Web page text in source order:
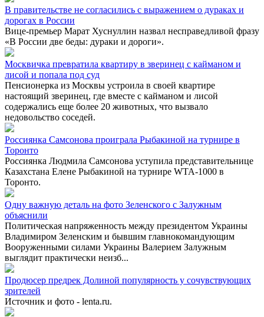
В правительстве не согласились с выражением о дураках и
дорогах в России
Вице-премьер Марат Хуснуллин назвал несправедливой фразу
«В России две беды: дураки и дороги».
Москвичка превратила квартиру в зверинец с кайманом и
лисой и попала под суд
Пенсионерка из Москвы устроила в своей квартире
настоящий зверинец, где вместе с кайманом и лисой
содержались еще более 20 животных, что вызвало
недовольство соседей.
Россиянка Самсонова проиграла Рыбакиной на турнире в
Торонто
Россиянка Людмила Самсонова уступила представительнице
Казахстана Елене Рыбакиной на турнире WTA-1000 в
Торонто.
Одну важную деталь на фото Зеленского с Залужным
объяснили
Политическая напряженность между президентом Украины
Владимиром Зеленским и бывшим главнокомандующим
Вооруженными силами Украины Валерием Залужным
выглядит практически неизб...
Продюсер предрек Долиной популярность у сочувствующих
зрителей
Источник и фото - lenta.ru.